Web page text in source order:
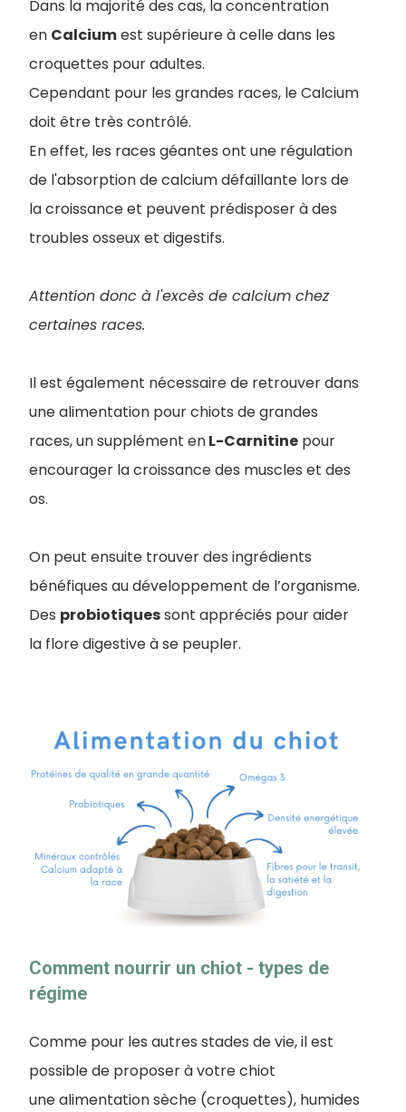
Dans la majorité des cas, la concentration
en Calciumest supérieure à celle dans les
croquettes pour adultes.
Cependant pour les grandes races, le Calcium
doit être très contrôlé.
En effet, les races géantes ont une régulation
de l'absorption de calcium défaillante lors de
la croissance et peuvent prédisposer à des
troubles osseux et digestifs.
Attention donc à l'excès de calcium chez
certaines races.
Il est également nécessaire de retrouver dans
une alimentation pour chiots de grandes
races, un supplément enL-Carnitine pour
encourager la croissance des muscles et des
os.
On peut ensuite trouver des ingrédients
bénéfiques au développement de l’organisme.
Des probiotiquessont appréciés pour aider
la flore digestive à se peupler.
Comment nourrir un chiot - types de
régime
Comme pour les autres stades de vie, il est
possible de proposer à votre chiot
une alimentation sèche (croquettes), humides